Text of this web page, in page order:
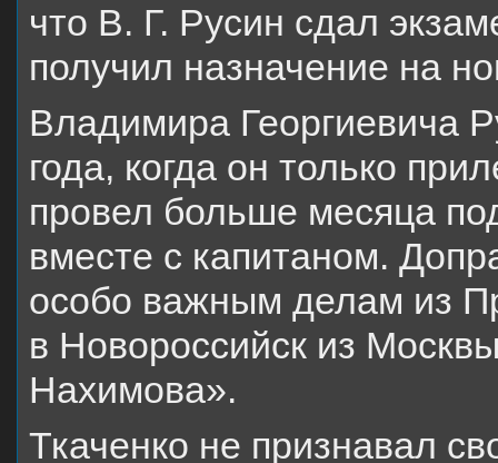
что В. Г. Русин сдал
получил назначение на
Владимира Георгиевича
года, когда он только
провел больше месяца
вместе с капитаном.
особо важным делам из
в Новороссийск из
Нахимова».
Ткаченко не признавал